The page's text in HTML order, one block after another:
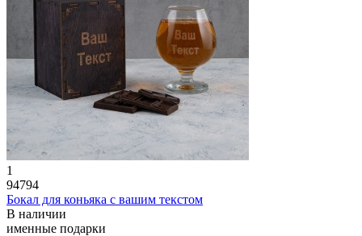
1
94794
Бокал для коньяка с вашим текстом
В наличии
именные подарки